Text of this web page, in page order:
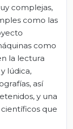
complejas,
como las
como
la lectura
lúdica,
así
y una
que